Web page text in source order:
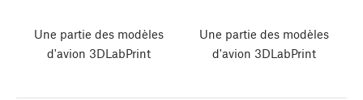
Une partie des modèles
d'avion 3DLabPrint
Une partie des modèles
d'avion 3DLabPrint